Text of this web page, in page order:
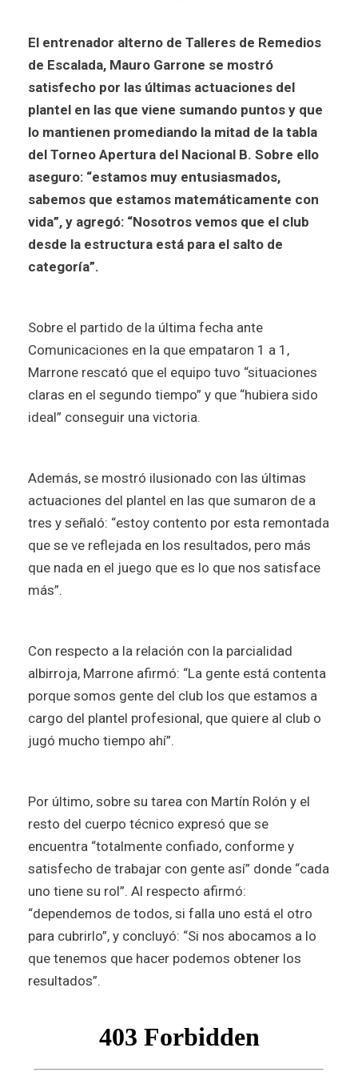
El entrenador alterno de Talleres de Remedios
de Escalada, Mauro Garrone se mostró
satisfecho por las últimas actuaciones del
plantel en las que viene sumando puntos y que
lo mantienen promediando la mitad de la tabla
del Torneo Apertura del Nacional B. Sobre ello
aseguro: “estamos muy entusiasmados,
sabemos que estamos matemáticamente con
vida”, y agregó: “Nosotros vemos que el club
desde la estructura está para el salto de
categoría”.
Sobre el partido de la última fecha ante
Comunicaciones en la que empataron 1 a 1,
Marrone rescató que el equipo tuvo “situaciones
claras en el segundo tiempo” y que “hubiera sido
ideal” conseguir una victoria.
Además, se mostró ilusionado con las últimas
actuaciones del plantel en las que sumaron de a
tres y señaló: “estoy contento por esta remontada
que se ve reflejada en los resultados, pero más
que nada en el juego que es lo que nos satisface
más”.
Con respecto a la relación con la parcialidad
albirroja, Marrone afirmó: “La gente está contenta
porque somos gente del club los que estamos a
cargo del plantel profesional, que quiere al club o
jugó mucho tiempo ahí”.
Por último, sobre su tarea con Martín Rolón y el
resto del cuerpo técnico expresó que se
encuentra “totalmente confiado, conforme y
satisfecho de trabajar con gente así” donde “cada
uno tiene su rol”. Al respecto afirmó:
“dependemos de todos, si falla uno está el otro
para cubrirlo”, y concluyó: “Si nos abocamos a lo
que tenemos que hacer podemos obtener los
resultados”.